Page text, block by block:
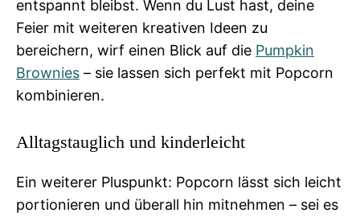
entspannt bleibst. Wenn du Lust hast, deine
Feier mit weiteren kreativen Ideen zu
bereichern, wirf einen Blick auf die Pumpkin
Brownies – sie lassen sich perfekt mit Popcorn
kombinieren.
Alltagstauglich und kinderleicht
Ein weiterer Pluspunkt: Popcorn lässt sich leicht
portionieren und überall hin mitnehmen – sei es